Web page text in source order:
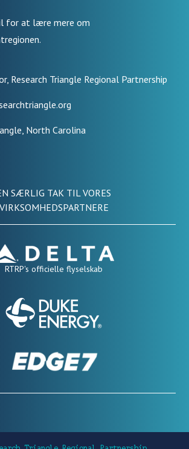
for at lære mere om
Research Triangle Regional Partnership
North Carolina
SÆRLIG TAK TIL VORES
VIRKSOMHEDSPARTNERE
RTRP's officielle flyselskab